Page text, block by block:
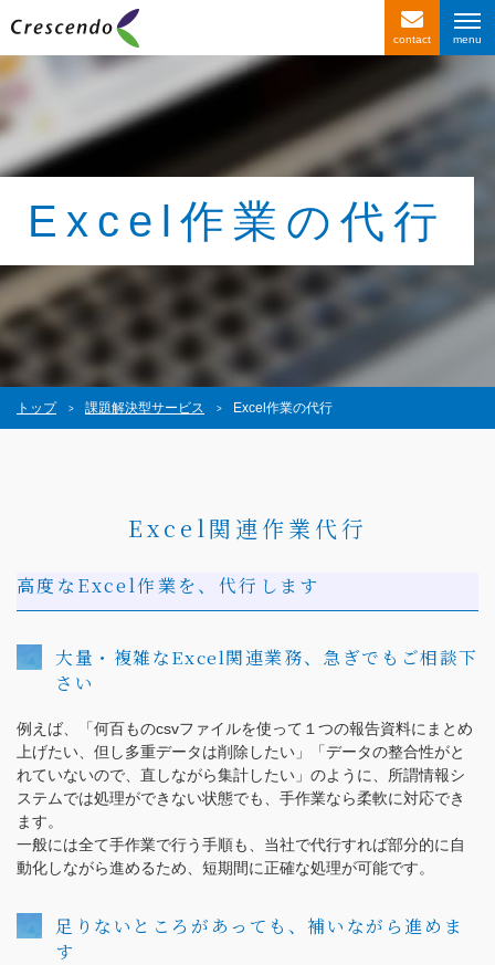
サービス紹介
お客様の声
会社情報
〒116-0013
東京都荒川区西日暮里4-1-2
西日暮里ACビル2F
土日祝日・お盆・年末年始を除く
contact
Excel作業の代行
トップ 課題解決型サービス Excel作業の代行
Excel関連作業代行
高度なExcel作業を、代行します
大量・複雑なExcel関連業務、急ぎでもご相談下
さい
例えば、「何百ものcsvファイルを使って１つの報告資料にまとめ
上げたい、但し多重データは削除したい」「データの整合性がと
れていないので、直しながら集計したい」のように、所謂情報シ
ステムでは処理ができない状態でも、手作業なら柔軟に対応でき
ます。
一般には全て手作業で行う手順も、当社で代行すれば部分的に自
動化しながら進めるため、短期間に正確な処理が可能です。
足りないところがあっても、補いながら進めま
す